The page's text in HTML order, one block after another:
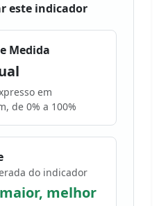
este indicador
Medida
em
de 0% a 100%
do indicador
melhor